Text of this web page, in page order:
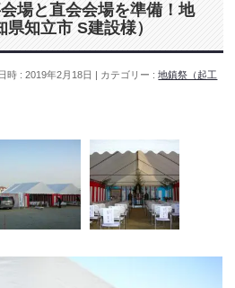
場と直会会場を準備！地
知立市 S建設様）
時 : 2019年2月18日 カテゴリー :地鎮祭（起工